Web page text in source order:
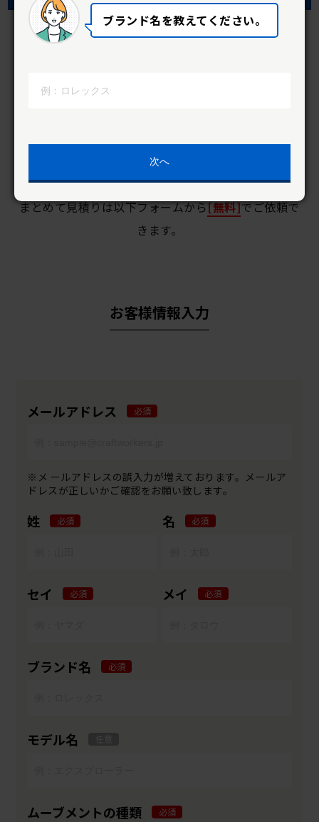
みませんか？
まとめて見積りは以下フォームから[無料]でご依頼で
きます。
お客様情報入力
メールアドレス 必須
※メ ールアドレスの誤入力が増えております。メールア
ドレスが正しいかご確認をお願い致します。
姓 必須 名 必須
セイ 必須 メイ 必須
ブランド名 必須
モデル名
ムーブメントの種類 必須
ブランド名を教えてください。
次へ